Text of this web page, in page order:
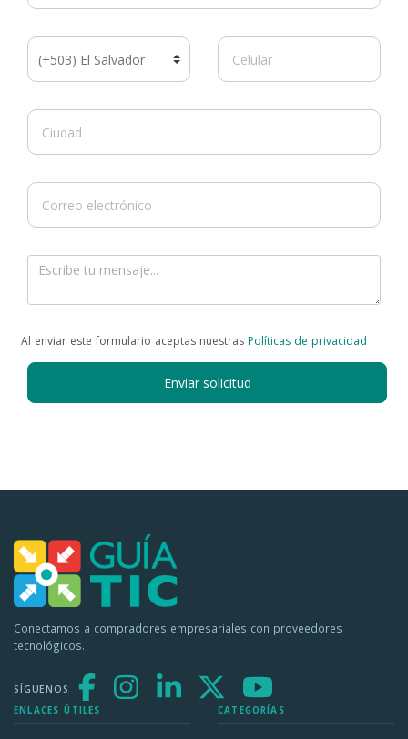
Al enviar este formulario aceptas nuestras Políticas de privacidad
Enviar solicitud
Conectamos a compradores empresariales con proveedores
tecnológicos.
SÍGUENOS
ENLACES ÚTILES CATEGORÍAS